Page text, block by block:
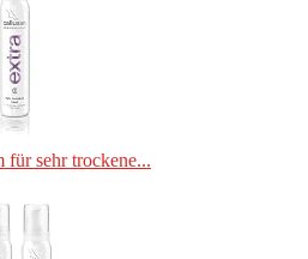
für sehr trockene...